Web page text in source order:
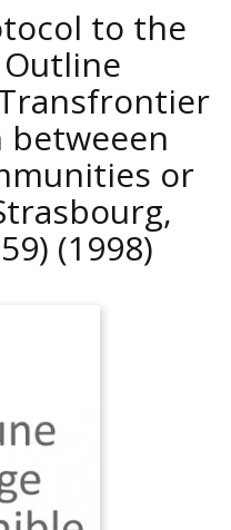
to the
betweeen
or
(1998)